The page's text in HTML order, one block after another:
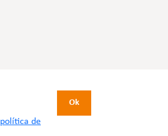
política de
Ok